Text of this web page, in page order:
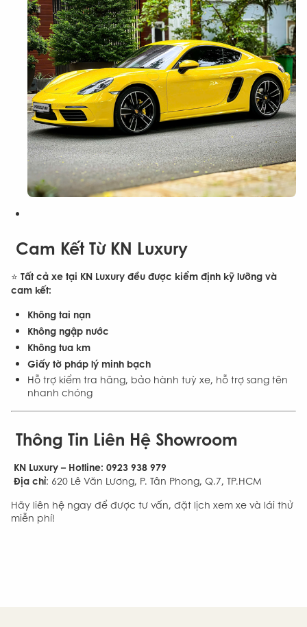
Cam Kết Từ KN Luxury
⭐ Tất cả xe tại KN Luxury đều được kiểm định kỹ lưỡng và
cam kết:
Không tai nạn
Không ngập nước
Không tua km
Giấy tờ pháp lý minh bạch
Hỗ trợ kiểm tra hãng, bảo hành tuỳ xe, hỗ trợ sang tên
nhanh chóng
Thông Tin Liên Hệ Showroom
KN Luxury – Hotline: 0923 938 979
Địa chỉ: 620 Lê Văn Lương, P. Tân Phong, Q.7, TP.HCM
Hãy liên hệ ngay để được tư vấn, đặt lịch xem xe và lái thử
miễn phí!